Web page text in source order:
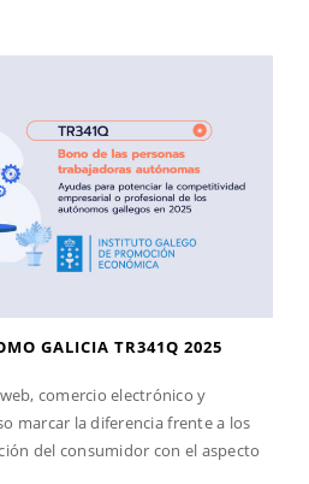
GALICIA TR341Q 2025
comercio electrónico y
marcar la diferencia frente a los
del consumidor con el aspecto